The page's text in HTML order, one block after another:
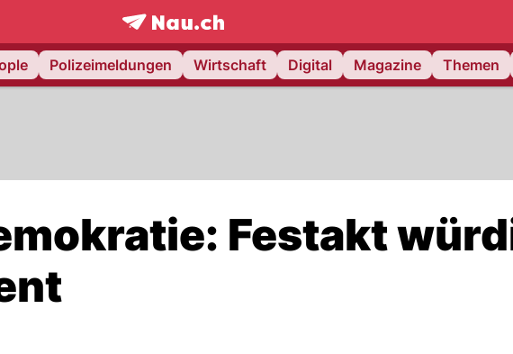
frontpage.NAU.ch
Polizeimeldungen Wirtschaft Digital Magazine Themen
Festakt